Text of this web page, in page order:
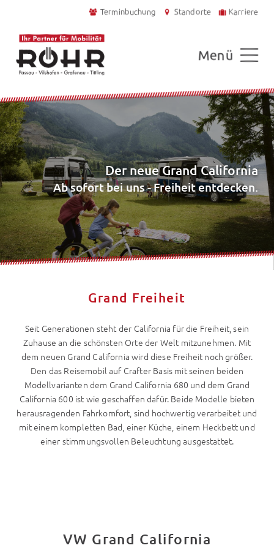
Terminbuchung Standorte Karriere
Menü
Der neue Grand California
Ab sofort bei uns - Freiheit entdecken.
Grand Freiheit
Seit Generationen steht der California für die Freiheit, sein
Zuhause an die schönsten Orte der Welt mitzunehmen. Mit
dem neuen Grand California wird diese Freiheit noch größer.
Den das Reisemobil auf Crafter Basis mit seinen beiden
Modellvarianten dem Grand California 680 und dem Grand
California 600 ist wie geschaffen dafür. Beide Modelle bieten
herausragenden Fahrkomfort, sind hochwertig verarbeitet und
mit einem kompletten Bad, einer Küche, einem Heckbett und
einer stimmungsvollen Beleuchtung ausgestattet.
VW Grand California